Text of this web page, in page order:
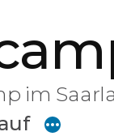
im